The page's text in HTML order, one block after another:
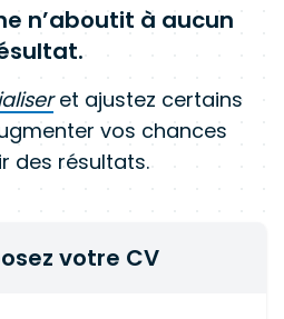
n’aboutit à aucun
et ajustez certains
vos chances
des résultats.
votre CV